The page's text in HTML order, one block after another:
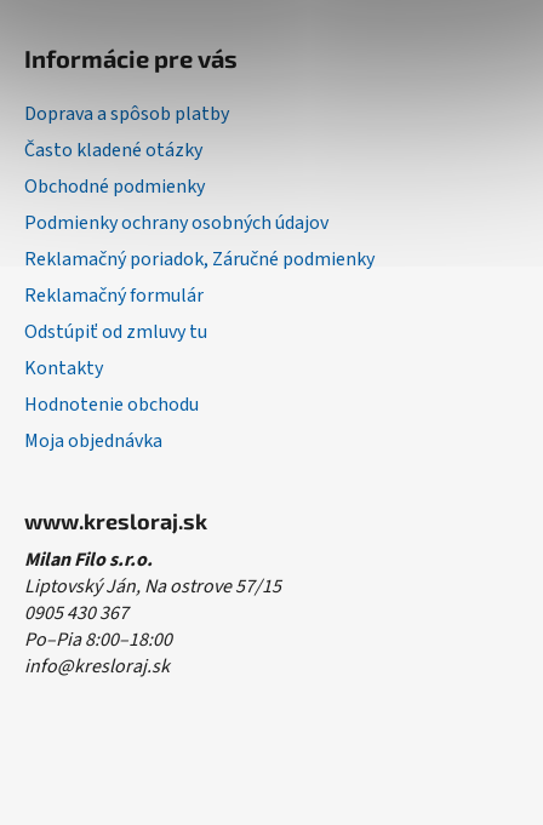
Informácie pre vás
Doprava a spôsob platby
Často kladené otázky
Obchodné podmienky
Podmienky ochrany osobných údajov
Reklamačný poriadok, Záručné podmienky
Reklamačný formulár
Odstúpiť od zmluvy tu
Kontakty
Hodnotenie obchodu
Moja objednávka
www.kresloraj.sk
Milan Filo s.r.o.
Liptovský Ján, Na ostrove 57/15
0905 430 367
Po–Pia 8:00–18:00
info@kresloraj.sk